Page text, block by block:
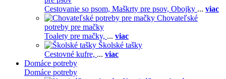
Cestovanie so psom, Maškrty pre psov, Obojky ... viac
Chovateľské
potreby pre mačky
Toalety pre mačky, ... viac
Školské tašky
Cestovné kufre, ... viac
Domáce potreby
Domáce potreby